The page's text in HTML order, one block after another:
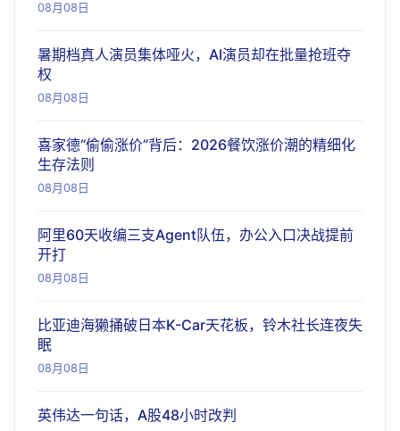
08月08日
暑期档真人演员集体哑火，AI演员却在批量抢班夺
权
08月08日
喜家德“偷偷涨价”背后：2026餐饮涨价潮的精细化
生存法则
08月08日
阿里60天收编三支Agent队伍，办公入口决战提前
开打
08月08日
比亚迪海獭捅破日本K-Car天花板，铃木社长连夜失
眠
08月08日
英伟达一句话，A股48小时改判